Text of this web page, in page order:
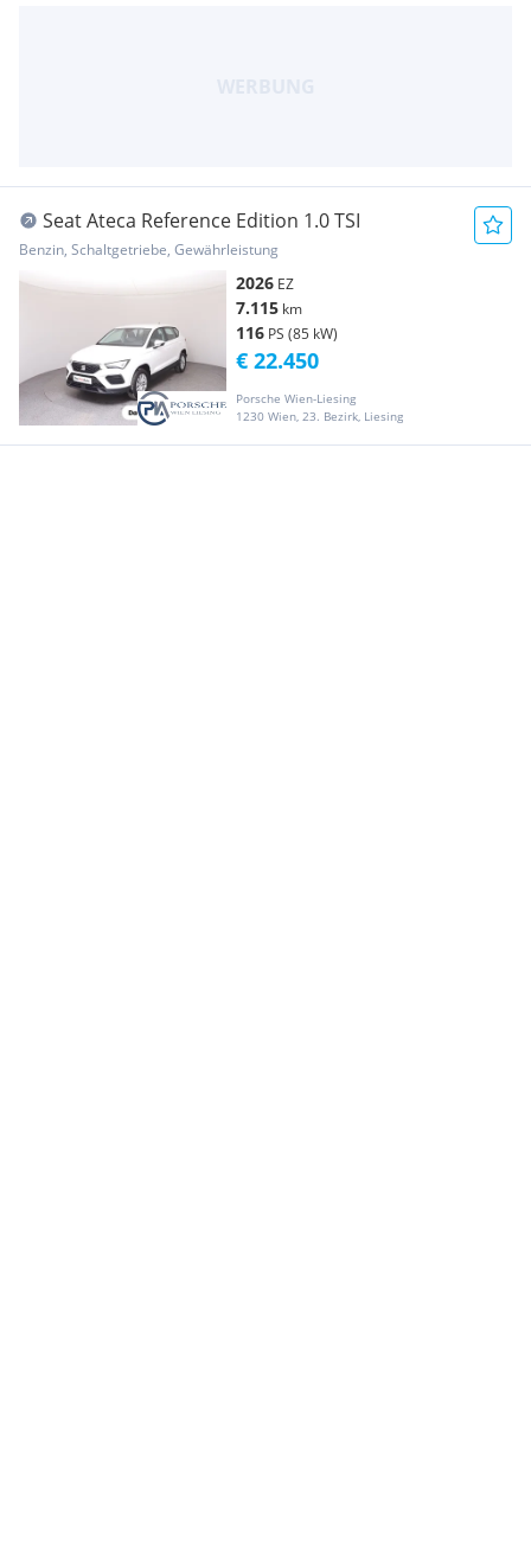
Seat Ateca Reference Edition 1.0 TSI
Benzin, Schaltgetriebe, Gewährleistung
2026 EZ
7.115 km
116 PS (85 kW)
Porsche Wien-Liesing
1230 Wien, 23. Bezirk, Liesing
€ 22.450